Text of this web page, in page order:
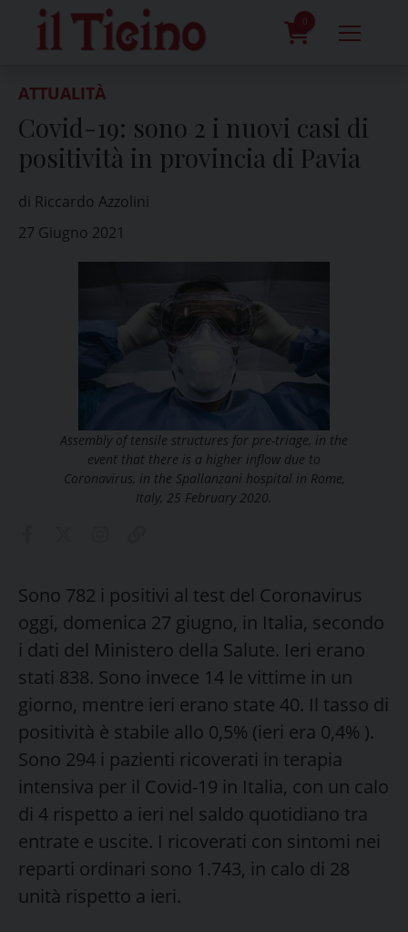
content
0
ATTUALITÀ
Covid-19: sono 2 i nuovi casi di
positività in provincia di Pavia
di Riccardo Azzolini
27 Giugno 2021
Assembly of tensile structures for pre-triage, in the
event that there is a higher inflow due to
Coronavirus, in the Spallanzani hospital in Rome,
Italy, 25 February 2020.
Sono 782 i positivi al test del Coronavirus
oggi, domenica 27 giugno, in Italia, secondo
i dati del Ministero della Salute. Ieri erano
stati 838. Sono invece 14 le vittime in un
giorno, mentre ieri erano state 40. Il tasso di
positività è stabile allo 0,5% (ieri era 0,4% ).
Sono 294 i pazienti ricoverati in terapia
intensiva per il Covid-19 in Italia, con un calo
di 4 rispetto a ieri nel saldo quotidiano tra
entrate e uscite. I ricoverati con sintomi nei
reparti ordinari sono 1.743, in calo di 28
unità rispetto a ieri.